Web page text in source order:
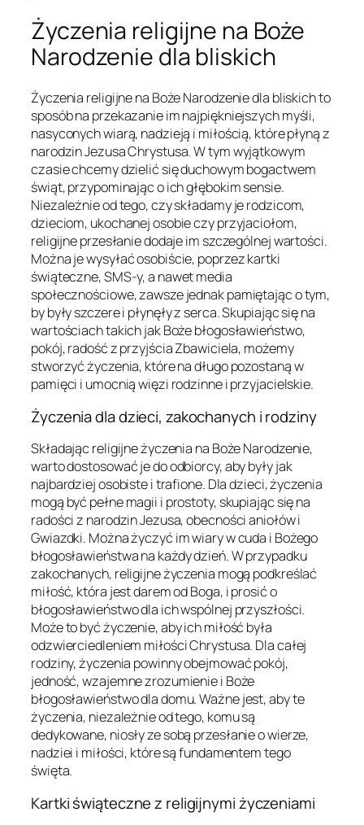
Życzenia religijne na Boże
Narodzenie dla bliskich
Życzenia religijne na Boże Narodzenie dla bliskich to
sposób na przekazanie im najpiękniejszych myśli,
nasyconych wiarą, nadzieją i miłością, które płyną z
narodzin Jezusa Chrystusa. W tym wyjątkowym
czasie chcemy dzielić się duchowym bogactwem
świąt, przypominając o ich głębokim sensie.
Niezależnie od tego, czy składamy je rodzicom,
dzieciom, ukochanej osobie czy przyjaciołom,
religijne przesłanie dodaje im szczególnej wartości.
Można je wysyłać osobiście, poprzez kartki
świąteczne, SMS-y, a nawet media
społecznościowe, zawsze jednak pamiętając o tym,
by były szczere i płynęły z serca. Skupiając się na
wartościach takich jak Boże błogosławieństwo,
pokój, radość z przyjścia Zbawiciela, możemy
stworzyć życzenia, które na długo pozostaną w
pamięci i umocnią więzi rodzinne i przyjacielskie.
Życzenia dla dzieci, zakochanych i rodziny
Składając religijne życzenia na Boże Narodzenie,
warto dostosować je do odbiorcy, aby były jak
najbardziej osobiste i trafione. Dla dzieci, życzenia
mogą być pełne magii i prostoty, skupiając się na
radości z narodzin Jezusa, obecności aniołów i
Gwiazdki. Można życzyć im wiary w cuda i Bożego
błogosławieństwa na każdy dzień. W przypadku
zakochanych, religijne życzenia mogą podkreślać
miłość, która jest darem od Boga, i prosić o
błogosławieństwo dla ich wspólnej przyszłości.
Może to być życzenie, aby ich miłość była
odzwierciedleniem miłości Chrystusa. Dla całej
rodziny, życzenia powinny obejmować pokój,
jedność, wzajemne zrozumienie i Boże
błogosławieństwo dla domu. Ważne jest, aby te
życzenia, niezależnie od tego, komu są
dedykowane, niosły ze sobą przesłanie o wierze,
nadziei i miłości, które są fundamentem tego
święta.
Kartki świąteczne z religijnymi życzeniami